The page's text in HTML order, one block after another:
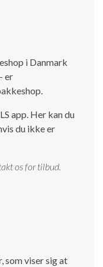
i Danmark
er
app. Her kan du
du ikke er
os for tilbud.
som viser sig at